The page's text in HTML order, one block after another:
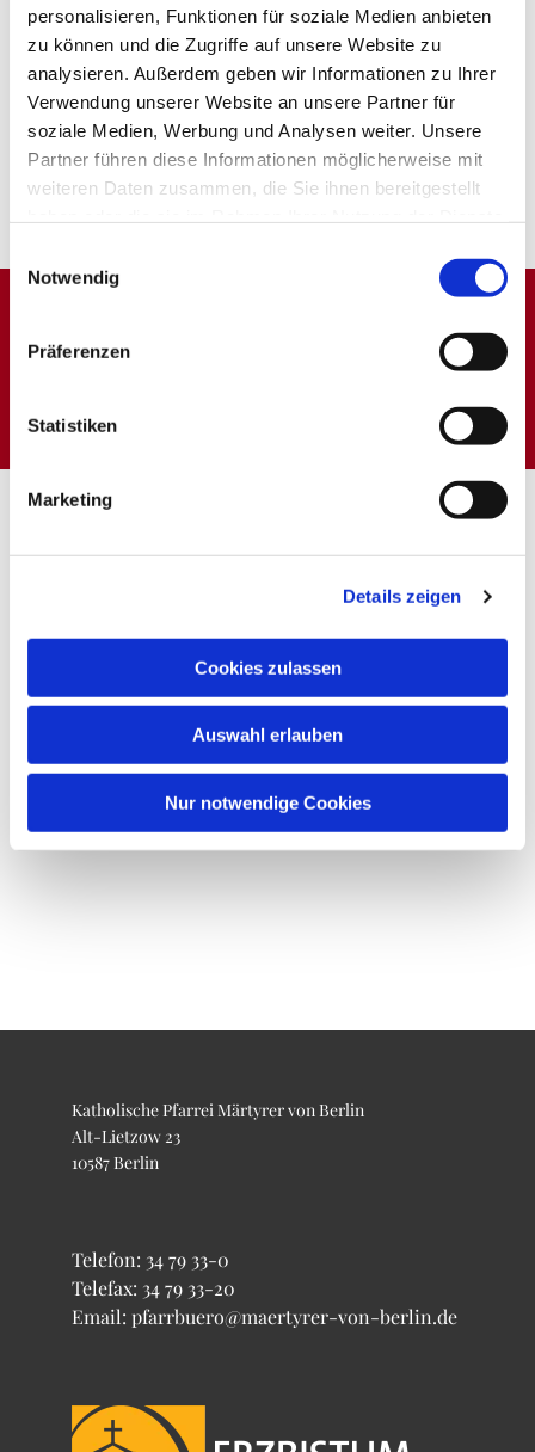
personalisieren, Funktionen für soziale Medien anbieten
zu können und die Zugriffe auf unsere Website zu
analysieren. Außerdem geben wir Informationen zu Ihrer
Verwendung unserer Website an unsere Partner für
soziale Medien, Werbung und Analysen weiter. Unsere
Partner führen diese Informationen möglicherweise mit
weiteren Daten zusammen, die Sie ihnen bereitgestellt
Notwendig
Präferenzen
Statistiken
Marketing
Details zeigen
Cookies zulassen
Auswahl erlauben
Nur notwendige Cookies
Dies könnte Sie auch
Katholische Pfarrei Märtyrer von Berlin
Alt-Lietzow 23
10587 Berlin
Telefon: 34 79 33-0
Telefax: 34 79 33-20
Email: pfarrbuero@maertyrer-von-berlin.de